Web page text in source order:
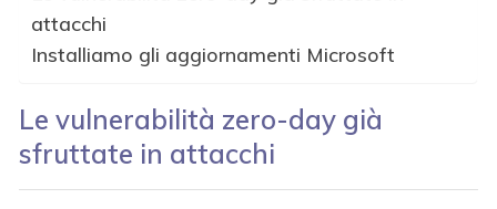
attacchi
Installiamo gli aggiornamenti Microsoft
Le vulnerabilità zero-day già
sfruttate in attacchi